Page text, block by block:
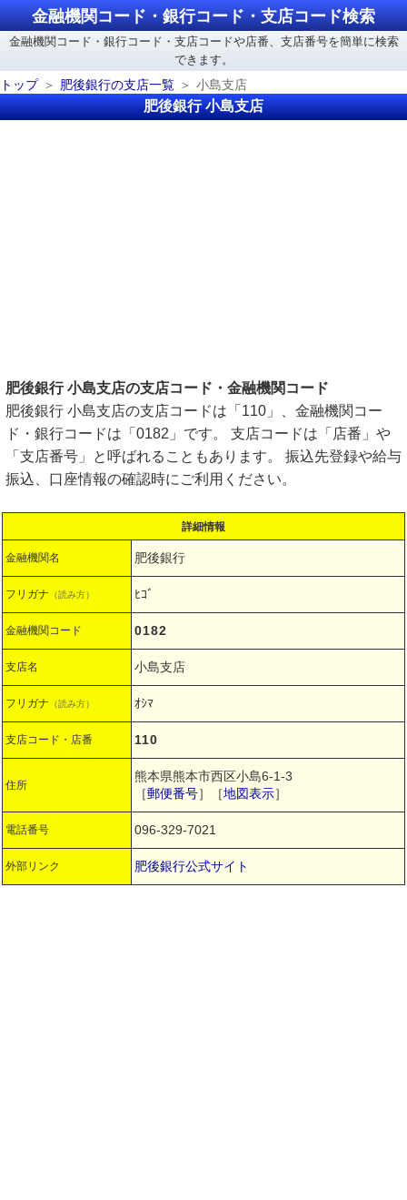
金融機関コード・銀行コード・支店コード検索
金融機関コード・銀行コード・支店コードや店番、支店番号を簡単に検索
できます。
トップ
肥後銀行の支店一覧 小島支店
肥後銀行 小島支店
肥後銀行 小島支店の支店コード・金融機関コード
肥後銀行 小島支店の支店コードは「110」、金融機関コー
ド・銀行コードは「0182」です。 支店コードは「店番」や
「支店番号」と呼ばれることもあります。 振込先登録や給与
振込、口座情報の確認時にご利用ください。
詳細情報
金融機関名 肥後銀行
フリガナ （読み方） ﾋｺﾞ
金融機関コード 0182
支店名 小島支店
フリガナ （読み方） ｵｼﾏ
支店コード・店番 110
住所
熊本県熊本市西区小島6-1-3
［郵便番号］［地図表示］
電話番号 096-329-7021
外部リンク 肥後銀行公式サイト